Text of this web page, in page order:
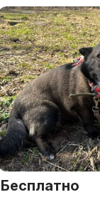
Бесплатно